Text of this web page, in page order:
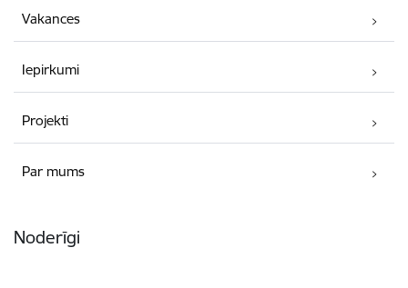
Vakances
Iepirkumi
Projekti
Par mums
Noderīgi